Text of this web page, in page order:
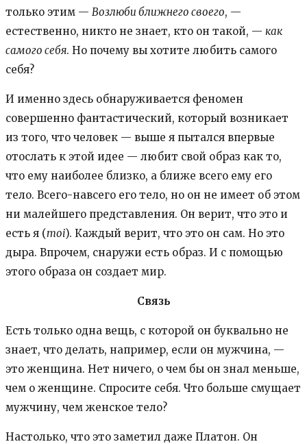
только этим — Возлюби ближнего своего, —
естественно, никто не знает, кто он такой, — как
самого себя. Но почему вы хотите любить самого
себя?
И именно здесь обнаруживается феномен
совершенно фантастический, который возникает
из того, что человек — выше я пытался впервые
отослать к этой идее — любит свой образ как то,
что ему наиболее близко, а ближе всего ему его
тело. Всего-навсего его тело, но он не имеет об этом
ни малейшего представления. Он верит, что это и
есть я (moi). Каждый верит, что это он сам. Но это
дыра. Впрочем, снаружи есть образ. И с помощью
этого образа он создает мир.
Связь
Есть только одна вещь, с которой он буквально не
знает, что делать, например, если он мужчина, —
это женщина. Нет ничего, о чем бы он знал меньше,
чем о женщине. Спросите себя. Что больше смущает
мужчину, чем женское тело?
Настолько, что это заметил даже Платон. Он